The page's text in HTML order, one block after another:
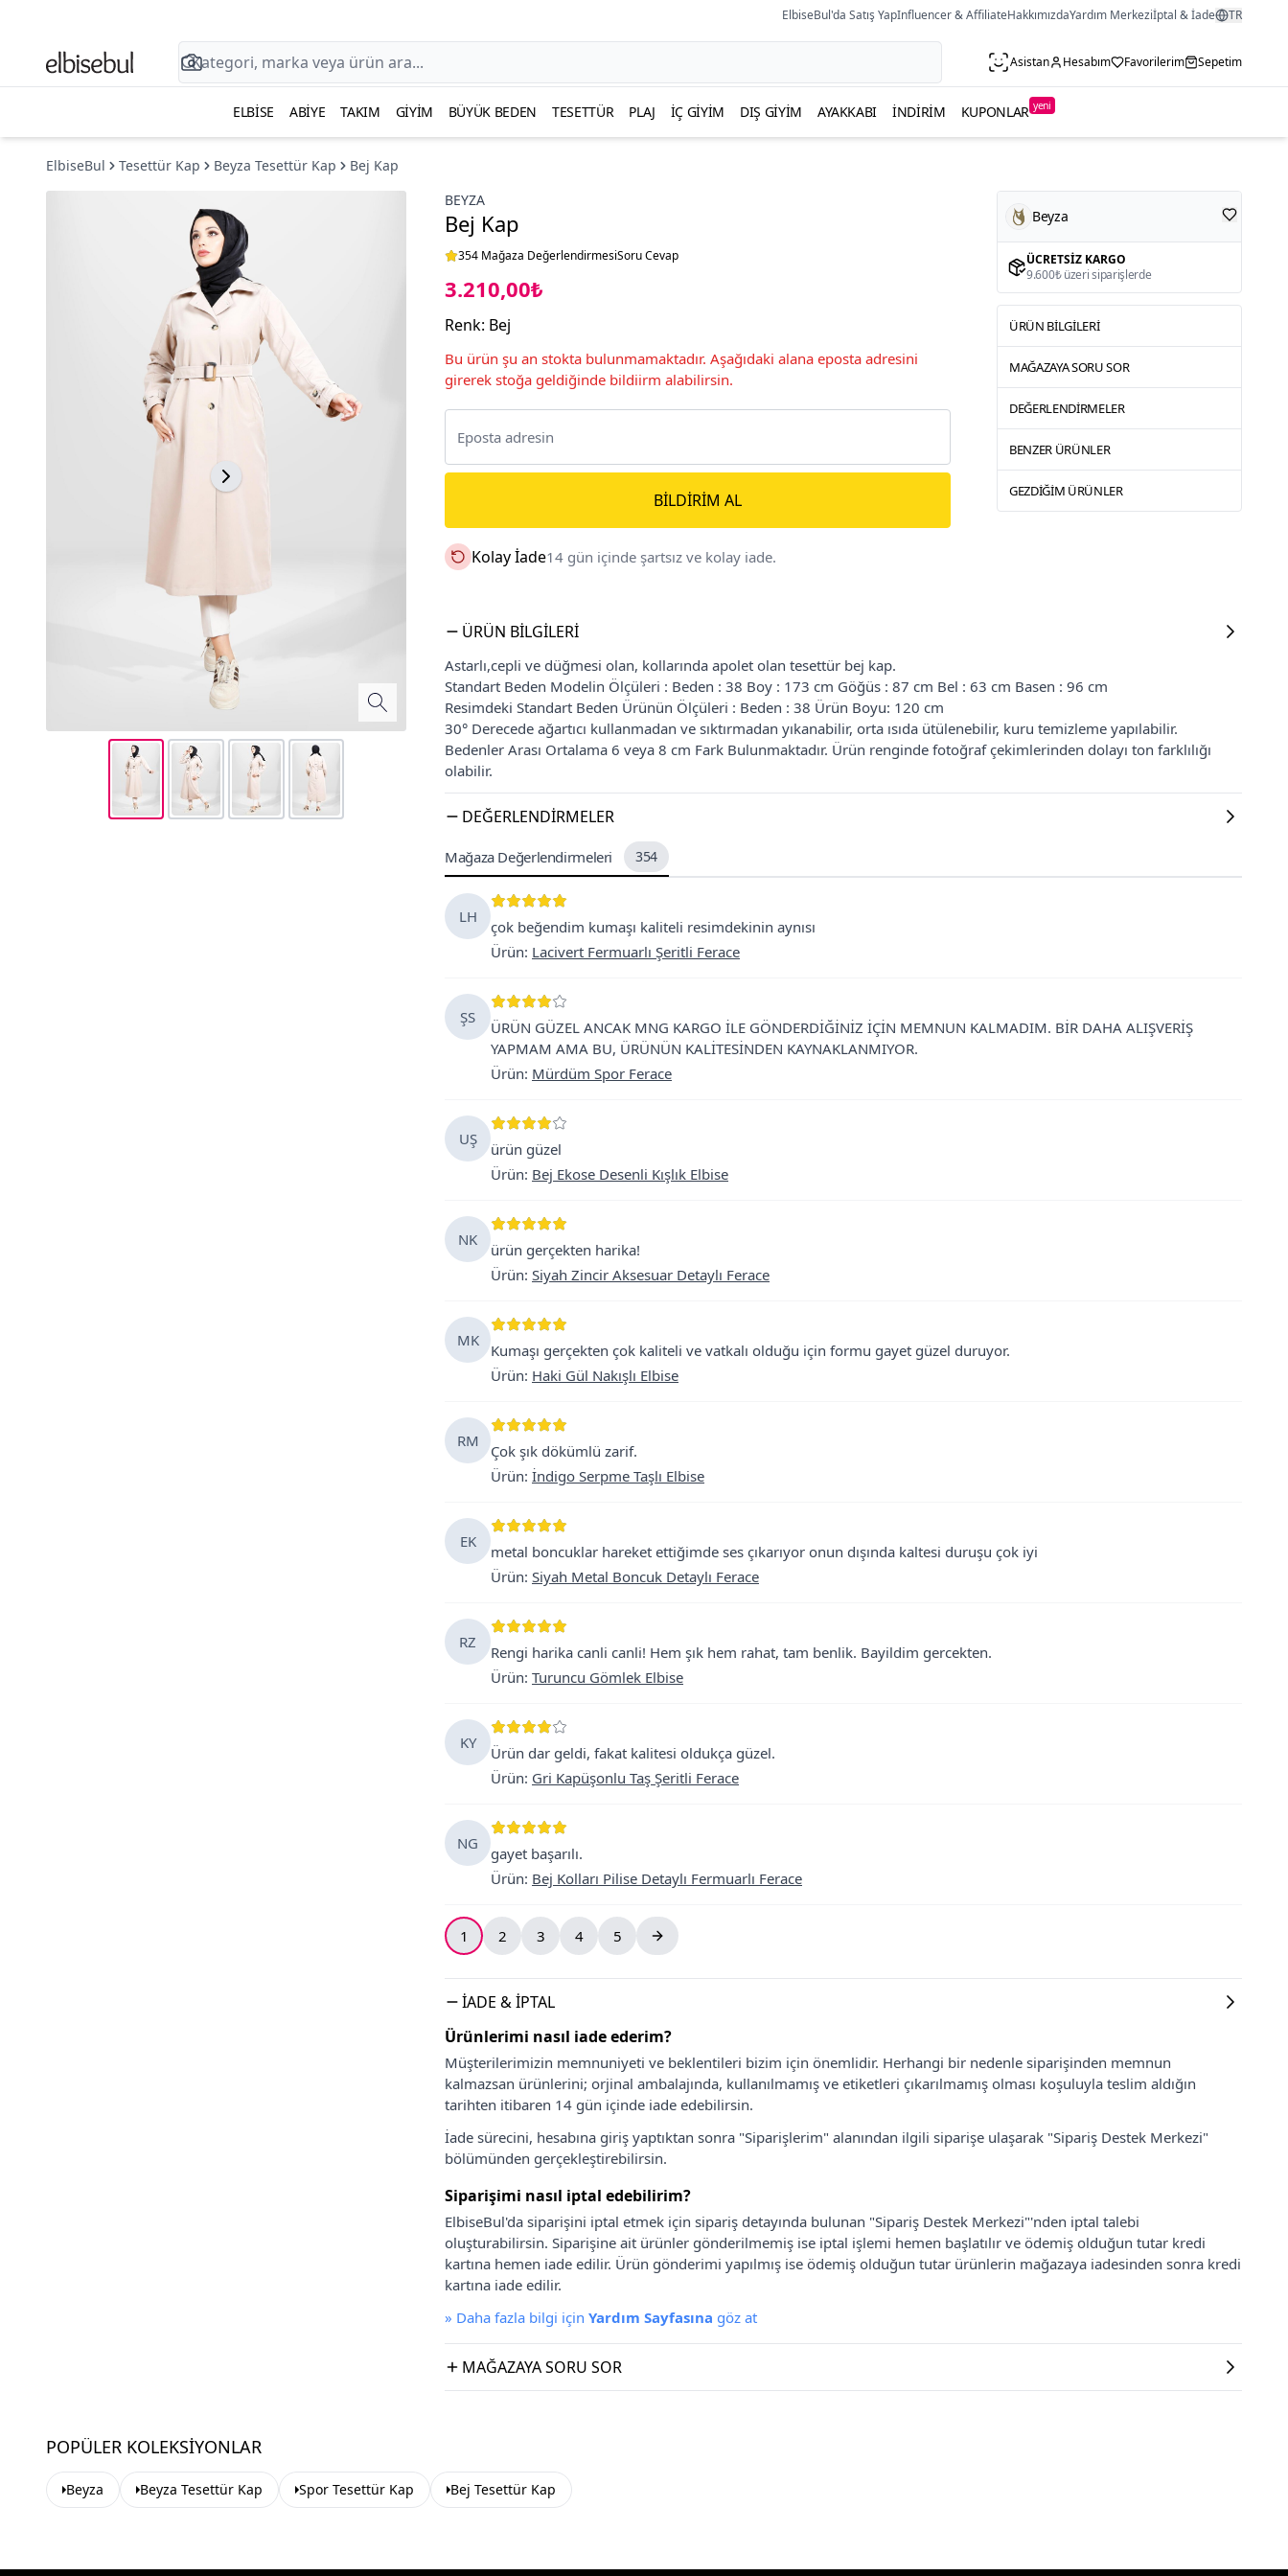
ElbiseBul'da Satış YapInfluencer & AffiliateHakkımızdaYardım Merkeziİptal & İade TR
Asistan Hesabım Favorilerim Sepetim
ELBISE ABIYE TAKIM GIYIM BÜYÜK BEDEN TESETTÜR PLAJ İÇ GIYIM DIŞ GIYIM AYAKKABI İNDIRIM KUPONLAR yeni
ElbiseBul Tesettür Kap Beyza Tesettür Kap
Bej Kap
BEYZA
Bej Kap
354 Mağaza DeğerlendirmesiSoru Cevap
3.210,00₺
Renk: Bej
Bu ürün şu an stokta bulunmamaktadır. Aşağıdaki alana eposta adresini
girerek stoğa geldiğinde bildiirm alabilirsin.
BILDIRIM AL
Kolay İade14 gün içinde şartsız ve kolay iade.
Beyza
ÜCRETSIZ KARGO
9.600₺ üzeri siparişlerde
ÜRÜN BILGILERI
MAĞAZAYA SORU SOR
DEĞERLENDIRMELER
BENZER ÜRÜNLER
GEZDIĞIM ÜRÜNLER
ÜRÜN BILGILERI
Astarlı,cepli ve düğmesi olan, kollarında apolet olan tesettür bej kap.
Standart Beden Modelin Ölçüleri : Beden : 38 Boy : 173 cm Göğüs : 87 cm Bel : 63 cm Basen : 96 cm
Resimdeki Standart Beden Ürünün Ölçüleri : Beden : 38 Ürün Boyu: 120 cm
30° Derecede ağartıcı kullanmadan ve sıktırmadan yıkanabilir, orta ısıda ütülenebilir, kuru temizleme yapılabilir.
Bedenler Arası Ortalama 6 veya 8 cm Fark Bulunmaktadır. Ürün renginde fotoğraf çekimlerinden dolayı ton farklılığı
olabilir.
DEĞERLENDIRMELER
Mağaza Değerlendirmeleri 354
LH
çok beğendim kumaşı kaliteli resimdekinin aynısı
Ürün: Lacivert Fermuarlı Şeritli Ferace
ŞS
ÜRÜN GÜZEL ANCAK MNG KARGO İLE GÖNDERDİĞİNİZ İÇİN MEMNUN KALMADIM. BİR DAHA ALIŞVERİŞ
YAPMAM AMA BU, ÜRÜNÜN KALİTESİNDEN KAYNAKLANMIYOR.
Ürün: Mürdüm Spor Ferace
UŞ
ürün güzel
Ürün: Bej Ekose Desenli Kışlık Elbise
NK
ürün gerçekten harika!
Ürün: Siyah Zincir Aksesuar Detaylı Ferace
MK
Kumaşı gerçekten çok kaliteli ve vatkalı olduğu için formu gayet güzel duruyor.
Ürün: Haki Gül Nakışlı Elbise
RM
Çok şık dökümlü zarif.
Ürün: İndigo Serpme Taşlı Elbise
EK
metal boncuklar hareket ettiğimde ses çıkarıyor onun dışında kaltesi duruşu çok iyi
Ürün: Siyah Metal Boncuk Detaylı Ferace
RZ
Rengi harika canli canli! Hem şık hem rahat, tam benlik. Bayildim gercekten.
Ürün: Turuncu Gömlek Elbise
KY
Ürün dar geldi, fakat kalitesi oldukça güzel.
Ürün: Gri Kapüşonlu Taş Şeritli Ferace
NG
gayet başarılı.
Ürün: Bej Kolları Pilise Detaylı Fermuarlı Ferace
1 2 3 4 5
İADE & İPTAL
Ürünlerimi nasıl iade ederim?
Müşterilerimizin memnuniyeti ve beklentileri bizim için önemlidir. Herhangi bir nedenle siparişinden memnun
kalmazsan ürünlerini; orjinal ambalajında, kullanılmamış ve etiketleri çıkarılmamış olması koşuluyla teslim aldığın
tarihten itibaren 14 gün içinde iade edebilirsin.
İade sürecini, hesabına giriş yaptıktan sonra "Siparişlerim" alanından ilgili siparişe ulaşarak "Sipariş Destek Merkezi"
bölümünden gerçekleştirebilirsin.
Siparişimi nasıl iptal edebilirim?
ElbiseBul'da siparişini iptal etmek için sipariş detayında bulunan "Sipariş Destek Merkezi"'nden iptal talebi
oluşturabilirsin. Siparişine ait ürünler gönderilmemiş ise iptal işlemi hemen başlatılır ve ödemiş olduğun tutar kredi
kartına hemen iade edilir. Ürün gönderimi yapılmış ise ödemiş olduğun tutar ürünlerin mağazaya iadesinden sonra kredi
kartına iade edilir.
» Daha fazla bilgi için Yardım Sayfasına göz at
MAĞAZAYA SORU SOR
POPÜLER KOLEKSIYONLAR
Beyza Beyza Tesettür Kap Spor Tesettür Kap Bej Tesettür Kap